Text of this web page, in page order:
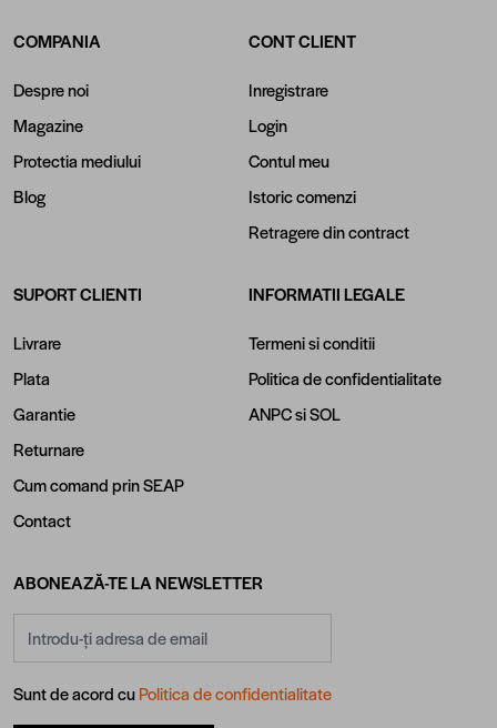
COMPANIA
Despre noi
Magazine
Protectia mediului
Blog
CONT CLIENT
Inregistrare
Login
Contul meu
Istoric comenzi
Retragere din contract
SUPORT CLIENTI
Livrare
Plata
Garantie
Returnare
Cum comand prin SEAP
Contact
INFORMATII LEGALE
Termeni si conditii
Politica de confidentialitate
ANPCsiSOL
ABONEAZĂ-TE LA NEWSLETTER
Sunt de acord cuPolitica de confidentialitate